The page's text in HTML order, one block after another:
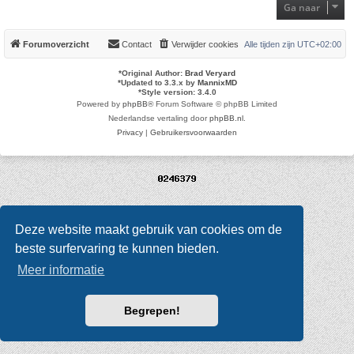
Deze website maakt gebruik van cookies om de
beste surfervaring te kunnen bieden.
Meer informatie
Begrepen!
Ga naar
Forumoverzicht Alle tijden zijn UTC+02:00
Verwijder cookies
Contact
*Original Author: Brad Veryard
*Updated to 3.3.x by MannixMD
*Style version: 3.4.0
Powered by phpBB® Forum Software © phpBB Limited
Nederlandse vertaling doorphpBB.nl
Privacy | Gebruikersvoorwaarden